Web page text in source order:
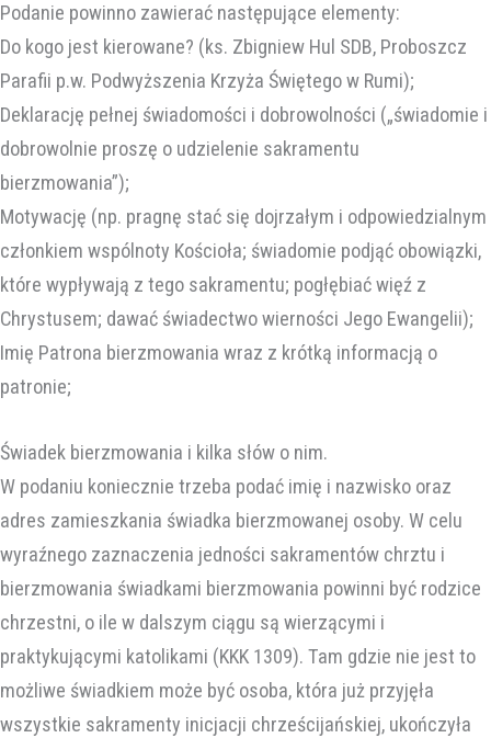
Podanie powinno zawierać następujące elementy:
Do kogo jest kierowane? (ks. Zbigniew Hul SDB, Proboszcz
Parafii p.w. Podwyższenia Krzyża Świętego w Rumi);
Deklarację pełnej świadomości i dobrowolności („świadomie i
dobrowolnie proszę o udzielenie sakramentu
bierzmowania”);
Motywację (np. pragnę stać się dojrzałym i odpowiedzialnym
członkiem wspólnoty Kościoła; świadomie podjąć obowiązki,
które wypływają z tego sakramentu; pogłębiać więź z
Chrystusem; dawać świadectwo wierności Jego Ewangelii);
Imię Patrona bierzmowania wraz z krótką informacją o
patronie;
Świadek bierzmowania i kilka słów o nim.
W podaniu koniecznie trzeba podać imię i nazwisko oraz
adres zamieszkania świadka bierzmowanej osoby. W celu
wyraźnego zaznaczenia jedności sakramentów chrztu i
bierzmowania świadkami bierzmowania powinni być rodzice
chrzestni, o ile w dalszym ciągu są wierzącymi i
praktykującymi katolikami (KKK 1309). Tam gdzie nie jest to
możliwe świadkiem może być osoba, która już przyjęła
wszystkie sakramenty inicjacji chrześcijańskiej, ukończyła